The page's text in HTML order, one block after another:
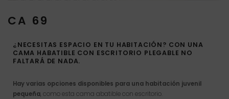
CA 69
¿NECESITAS ESPACIO EN TU HABITACIÓN? CON UNA
CAMA HABATIBLE CON ESCRITORIO PLEGABLE NO
FALTARÁ DE NADA.
Hay varias opciones disponibles para una habitación juvenil
pequeña, como esta cama abatible con escritorio.